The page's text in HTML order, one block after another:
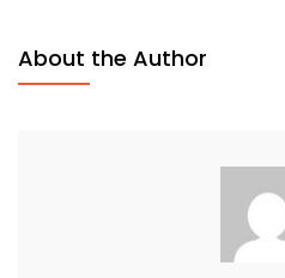
About the Author